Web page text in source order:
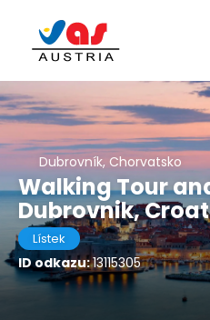
Dubrovník, Chorvatsko
Walking Tour
Dubrovnik,
Lístek
ID odkazu:13115305